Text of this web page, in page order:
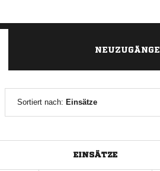
NEUZUGÄNGE
Sortiert nach: Einsätze
EINSÄTZE